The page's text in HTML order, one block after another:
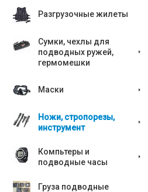
Разгрузочные жилеты
Сумки, чехлы для
подводных ружей,
гермомешки
Маски
Ножи, стропорезы,
инструмент
Компьтеры и
подводные часы
Груза подводные